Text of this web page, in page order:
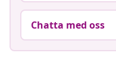
Chatta med oss